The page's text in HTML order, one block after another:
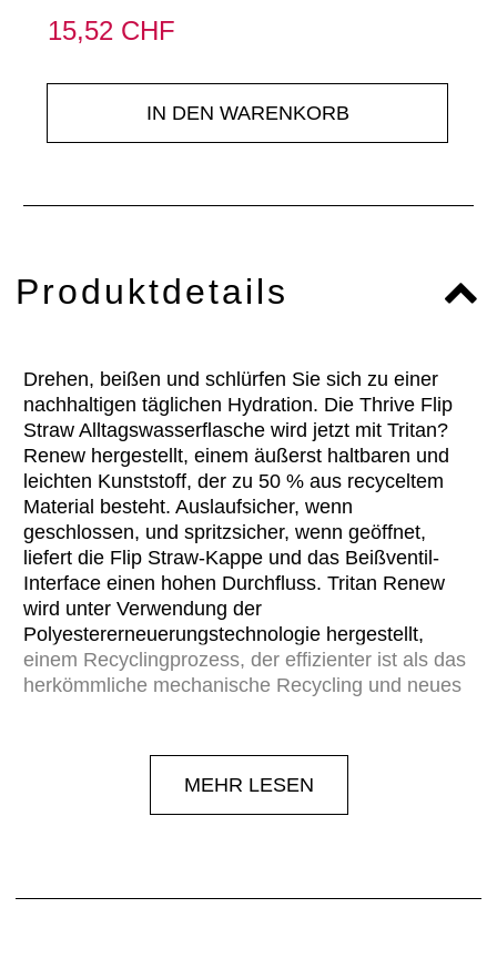
15,52 CHF
IN DEN WARENKORB
Produktdetails
Drehen, beißen und schlürfen Sie sich zu einer
nachhaltigen täglichen Hydration. Die Thrive Flip
Straw Alltagswasserflasche wird jetzt mit Tritan?
Renew hergestellt, einem äußerst haltbaren und
leichten Kunststoff, der zu 50 % aus recyceltem
Material besteht. Auslaufsicher, wenn
geschlossen, und spritzsicher, wenn geöffnet,
liefert die Flip Straw-Kappe und das Beißventil-
Interface einen hohen Durchfluss. Tritan Renew
wird unter Verwendung der
Polyestererneuerungstechnologie hergestellt,
einem Recyclingprozess, der effizienter ist als das
herkömmliche mechanische Recycling und neues
fleckenresistent, spülmaschinenfest und frei von
BPA, BPS und BPF.MEHR LESEN